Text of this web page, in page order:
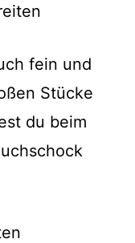
fein und
Stücke
du beim